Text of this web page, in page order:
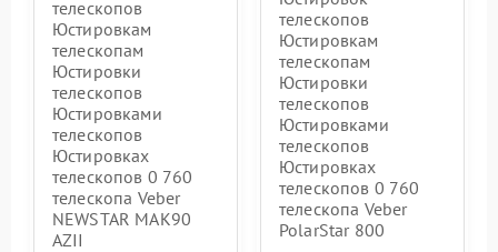
телескопов
Юстировкам
телескопам
Юстировки
телескопов
Юстировками
телескопов
Юстировках
телескопов 0 760
телескопа Veber
NEWSTAR MAK90
AZII
телескопов
Юстировкам
телескопам
Юстировки
телескопов
Юстировками
телескопов
Юстировках
телескопов 0 760
телескопа Veber
PolarStar 800